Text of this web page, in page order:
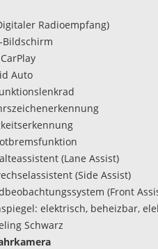
Radioempfang)
Bildschirm
Auto
(Lane Assist)
(Side Assist)
(Front
elektrisch, beheizbar,
Schwarz